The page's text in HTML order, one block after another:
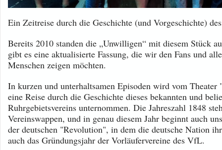
Ein Zeitreise durch die Geschichte (und Vorgeschichte)
Bereits 2010 standen die „Unwilligen“ mit diesem Stück
gibt es eine aktualisierte Fassung, die wir den Fans und
Menschen zeigen möchten.
In kurzen und unterhaltsamen Episoden wird vom
eine Reise durch die Geschichte dieses bekannten und
Ruhrgebietsvereins unternommen. Die Jahreszahl 1848
Vereinswappen, und in genau diesem Jahr beginnt auch
der deutschen "Revolution", in dem die deutsche Nation
auch das Gründungsjahr der Vorläufervereine des VfL.